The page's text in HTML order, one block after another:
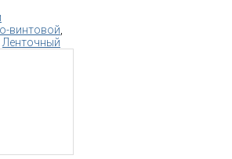
винтовой
Ленточный